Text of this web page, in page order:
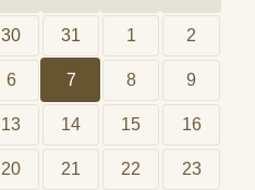
30 31 1 2
6 7 8 9
13 14 15 16
20 21 22 23